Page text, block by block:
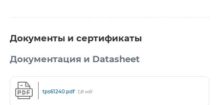
Документы и сертификаты
Документация и Datasheet
tps61240.pdf 1,8 мБ